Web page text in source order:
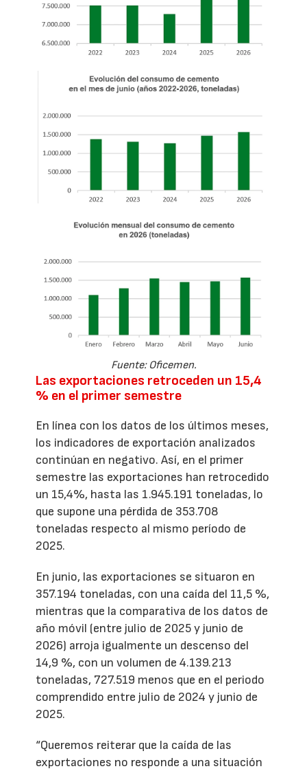
Fuente: Oficemen.
Las exportaciones retroceden un 15,4
% en el primer semestre
En línea con los datos de los últimos meses,
los indicadores de exportación analizados
continúan en negativo. Así, en el primer
semestre las exportaciones han retrocedido
un 15,4%, hasta las 1.945.191 toneladas, lo
que supone una pérdida de 353.708
toneladas respecto al mismo período de
2025.
En junio, las exportaciones se situaron en
357.194 toneladas, con una caída del 11,5 %,
mientras que la comparativa de los datos de
año móvil (entre julio de 2025 y junio de
2026) arroja igualmente un descenso del
14,9 %, con un volumen de 4.139.213
toneladas, 727.519 menos que en el periodo
comprendido entre julio de 2024 y junio de
2025.
“Queremos reiterar que la caída de las
exportaciones no responde a una situación